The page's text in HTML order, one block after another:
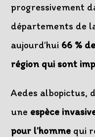
progressivement
départements de
aujourd’hui 66 %
région qui sont
Aedes albopictus,
une espèce
pour l’homme qui